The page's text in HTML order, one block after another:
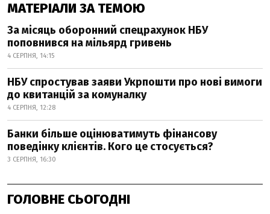
МАТЕРІАЛИ ЗА ТЕМОЮ
За місяць оборонний спецрахунок НБУ
поповнився на мільярд гривень
4 СЕРПНЯ, 14:15
НБУ спростував заяви Укрпошти про нові вимоги
до квитанцій за комуналку
4 СЕРПНЯ, 12:28
Банки більше оцінюватимуть фінансову
поведінку клієнтів. Кого це стосується?
3 СЕРПНЯ, 16:30
ГОЛОВНЕ СЬОГОДНІ